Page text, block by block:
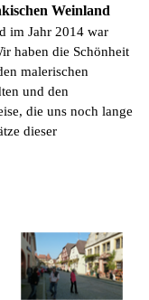
Weinland
im Jahr 2014 war
haben die Schönheit
malerischen
und den
die uns noch lange
dieser